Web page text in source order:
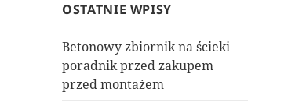
OSTATNIE WPISY
Betonowy zbiornik na ścieki –
poradnik przed zakupem
przed montażem